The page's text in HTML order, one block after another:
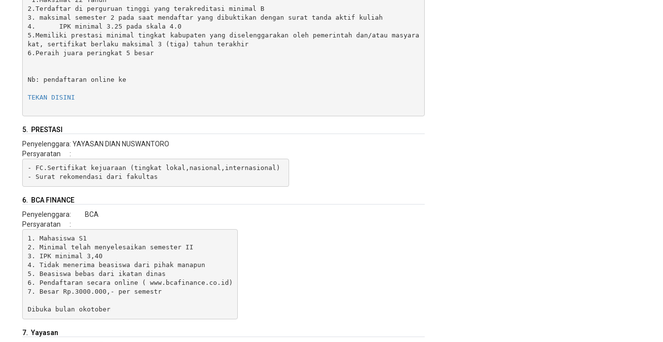
2.Terdaftar di perguruan tinggi yang terakreditasi minimal B
3. maksimal semester 2 pada saat mendaftar yang dibuktikan dengan surat tanda aktif kuliah
4.	IPK minimal 3.25 pada skala 4.0
5.Memiliki prestasi minimal tingkat kabupaten yang diselenggarakan oleh pemerintah dan/atau masyara
kat, sertifikat berlaku maksimal 3 (tiga) tahun terakhir
6.Peraih juara peringkat 5 besar
Nb: pendaftaran online ke
TEKAN DISINI
5. PRESTASI
Penyelenggara: YAYASAN DIAN NUSWANTORO
Persyaratan
:
- FC.Sertifikat kejuaraan (tingkat lokal,nasional,internasional)
- Surat rekomendasi dari fakultas
6. BCA FINANCE
Penyelenggara:
BCA
Persyaratan
:
1. Mahasiswa S1
2. Minimal telah menyelesaikan semester II
3. IPK minimal 3,40
4. Tidak menerima beasiswa dari pihak manapun
5. Beasiswa bebas dari ikatan dinas
6. Pendaftaran secara online ( www.bcafinance.co.id)
7. Besar Rp.3000.000,- per semestr
Dibuka bulan okotober
7. Yayasan